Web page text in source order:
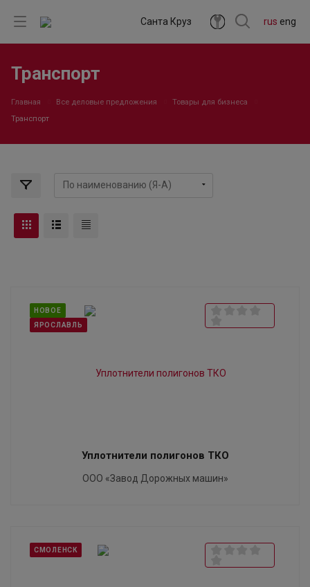
rus eng
Санта Круз
Транспорт
Главная Все деловые предложения
Товары для бизнеса
Транспорт
НОВОЕ
ЯРОСЛАВЛЬ
Уплотнители полигонов ТКО
ООО «Завод Дорожных машин»​
СМОЛЕНСК